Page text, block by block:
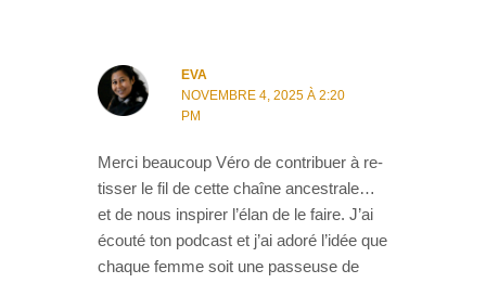
EVA
NOVEMBRE 4, 2025 À 2:20
PM
Merci beaucoup Véro de contribuer à re-
tisser le fil de cette chaîne ancestrale…
et de nous inspirer l’élan de le faire. J’ai
écouté ton podcast et j’ai adoré l’idée que
chaque femme soit une passeuse de